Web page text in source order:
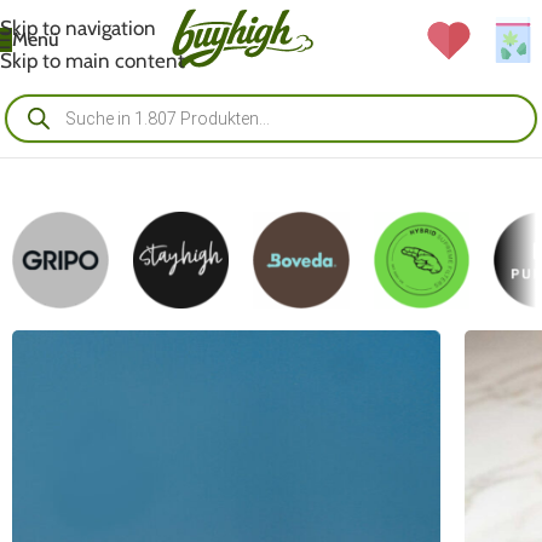
Skip to navigation
Skip to main content
Menü